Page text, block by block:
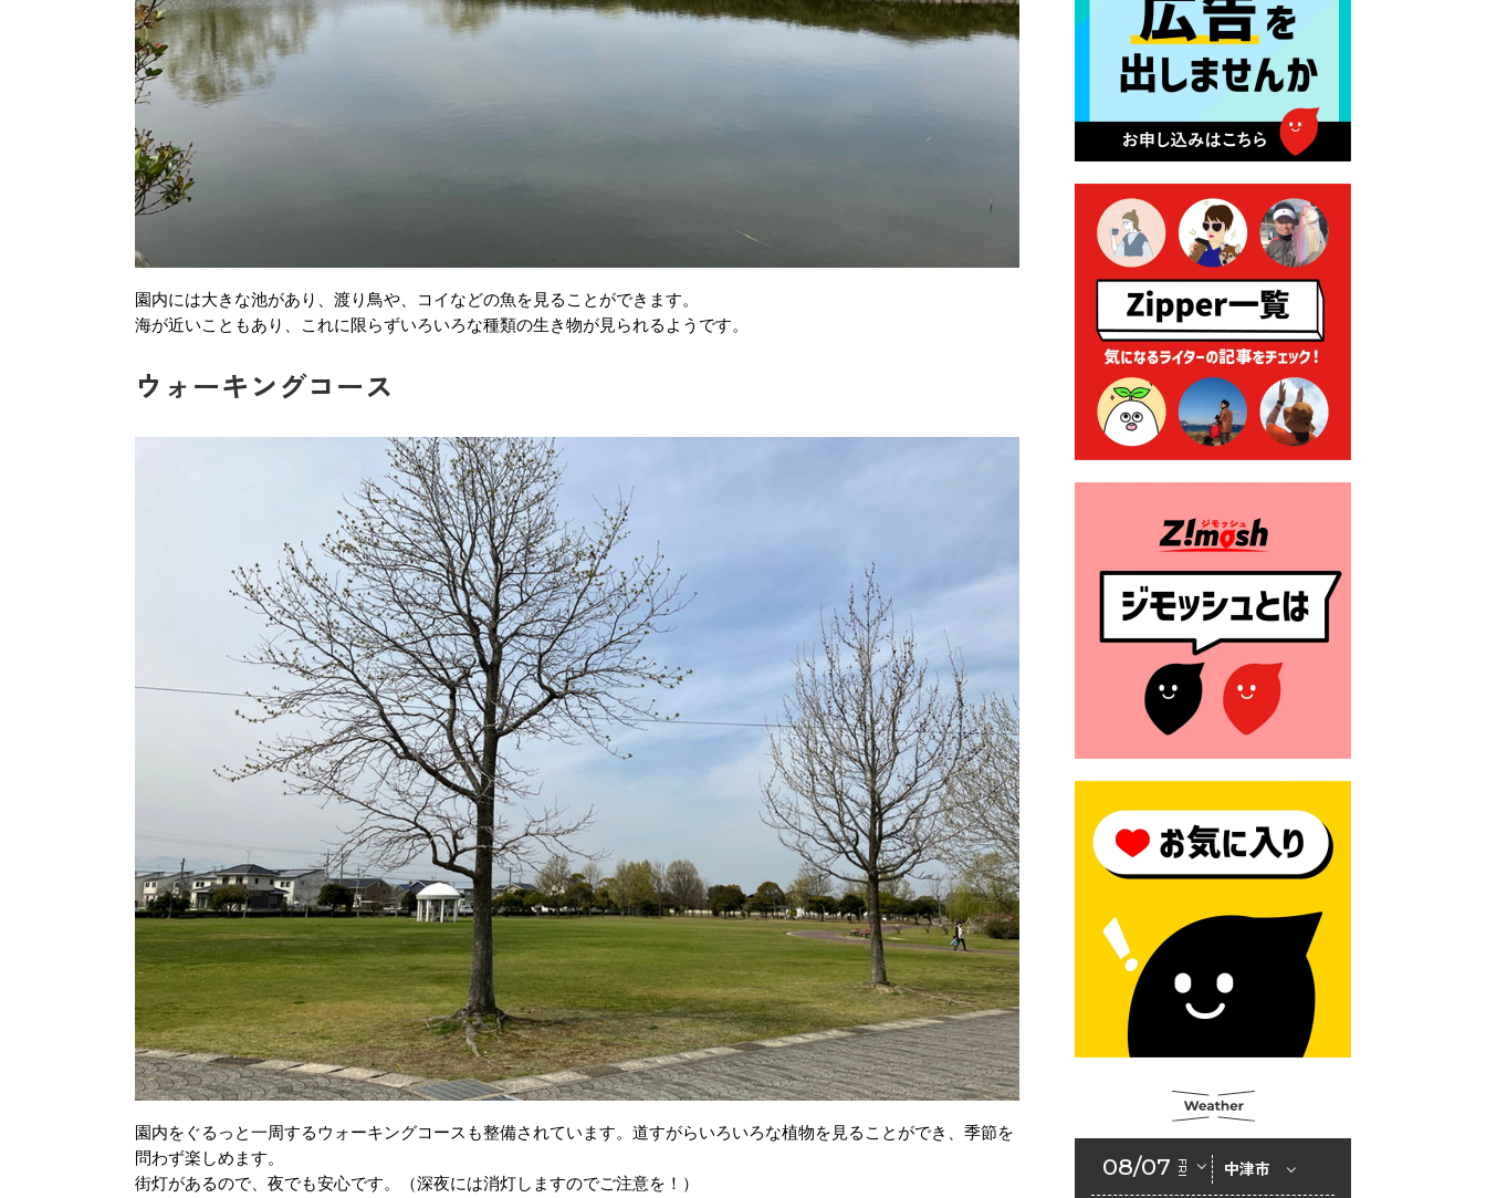
園内には大きな池があり、渡り鳥や、コイなどの魚を見ることができます。
海が近いこともあり、これに限らずいろいろな種類の生き物が見られるようです。
ウォーキングコース
園内をぐるっと一周するウォーキングコースも整備されています。道すがらいろいろな植物を見ることができ、季節を
問わず楽しめます。
街灯があるので、夜でも安心です。（深夜には消灯しますのでご注意を！）
盆期間の営業時間のお知らせ
2026年7月17日 バス経路検索
のご利用案内
2026年7月10日 台湾伝統音楽
団体 「北埔八音団・楽善軒」
公演開催のお知らせ
2026年7月9日 クラウドファ
ンディング型ふるさと納税の
実施について
2026年7月9日 農地法等に係
る各種申請に係る登記事項証
明書の添付省略について
2026年7月9日 廃食用油の回
収
2026年7月7日 「おゆずりコ
2026年7月1日 豊前市民プール
一般開放
2026年7月1日 「豊前市定住促
進奨励金」が始まります！
（令和８年４月１日施行）
2026年6月25日 指定ごみ袋価
格改定
2026年6月23日 公告一覧（市
市佐野・則尾育英会奨学生募
集の「てびき」
2026年6月18日 セアカゴケグ
モにご注意ください！
2026年6月17日 クーリングシ
ェルターの指定
センサス-活動調査
回定例会「一般質問一覧表」
08/07 FRI 中津市